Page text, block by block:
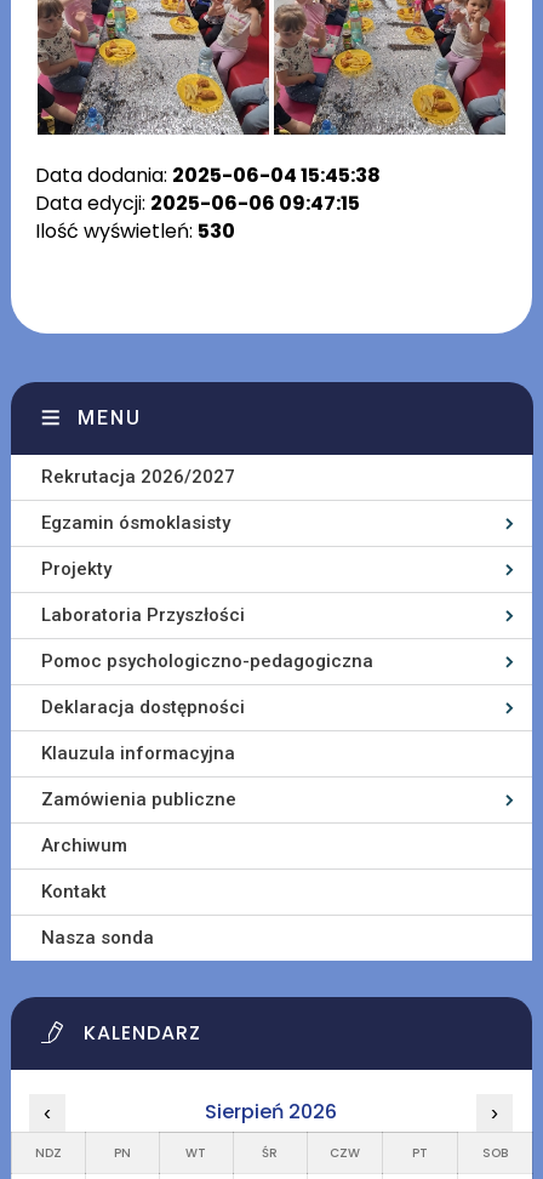
Data dodania: 2025-06-04 15:45:38
Data edycji: 2025-06-06 09:47:15
Ilość wyświetleń: 530
MENU
Rekrutacja 2026/2027
Egzamin ósmoklasisty
Projekty
Laboratoria Przyszłości
Pomoc psychologiczno-pedagogiczna
Deklaracja dostępności
Klauzula informacyjna
Zamówienia publiczne
Archiwum
Kontakt
Nasza sonda
KALENDARZ
‹ Sierpień 2026 ›
NDZ PN WT ŚR CZW PT SOB